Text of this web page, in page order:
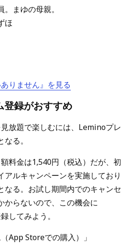
まゆの母親。
ほ
りません』を見る
録がおすすめ
放題で楽しむには、Leminoプレ
る。
料金は1,540円（税込）だが、初
アルキャンペーンを実施しており
なる。お試し期間内でのキャンセ
からないので、この機会に
してみよう。
App Storeでの購入）」